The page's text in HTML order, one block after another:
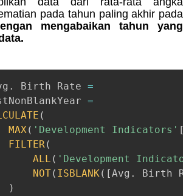
pada tahun paling akhir pada
mengabaikan tahun yang
. Birth Rate =
=
(
MAX( 'Development Indicators' [
FILTER(
ALL ( 'Development
NOT( ISBLANK( [Avg .
Birth
)